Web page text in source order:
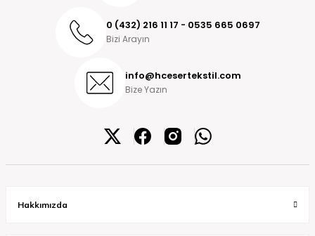
0 (432) 216 11 17 - 0535 665 0697
Bizi Arayın
info@hcesertekstil.com
Bize Yazın
Hakkımızda